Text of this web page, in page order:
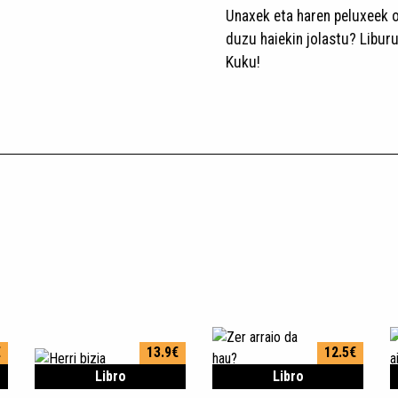
Unaxek eta haren
duzu haiekin jolastu?
Kuku!
Libro
13.9€
Libro
12.5€